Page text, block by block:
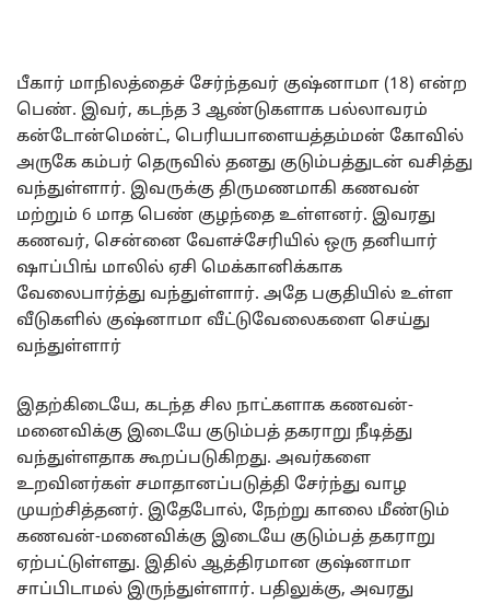
பீகார் மாநிலத்தைச் சேர்ந்தவர் குஷ்னாமா (18) என்ற
பெண். இவர், கடந்த 3 ஆண்டுகளாக பல்லாவரம்
கன்டோன்மென்ட், பெரியபாளையத்தம்மன் கோவில்
அருகே கம்பர் தெருவில் தனது குடும்பத்துடன் வசித்து
வந்துள்ளார். இவருக்கு திருமணமாகி கணவன்
மற்றும் 6 மாத பெண் குழந்தை உள்ளனர். இவரது
கணவர், சென்னை வேளச்சேரியில் ஒரு தனியார்
ஷாப்பிங் மாலில் ஏசி மெக்கானிக்காக
வேலைபார்த்து வந்துள்ளார். அதே பகுதியில் உள்ள
வீடுகளில் குஷ்னாமா வீட்டுவேலைகளை செய்து
வந்துள்ளார்
இதற்கிடையே, கடந்த சில நாட்களாக கணவன்-
மனைவிக்கு இடையே குடும்பத் தகராறு நீடித்து
வந்துள்ளதாக கூறப்படுகிறது. அவர்களை
உறவினர்கள் சமாதானப்படுத்தி சேர்ந்து வாழ
முயற்சித்தனர். இதேபோல், நேற்று காலை மீண்டும்
கணவன்-மனைவிக்கு இடையே குடும்பத் தகராறு
ஏற்பட்டுள்ளது. இதில் ஆத்திரமான குஷ்னாமா
சாப்பிடாமல் இருந்துள்ளார். பதிலுக்கு, அவரது